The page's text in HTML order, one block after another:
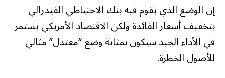
إن الوضع الذي يقوم فيه بنك الاحتياطي الفيدرالي
بتخفيف أسعار الفائدة ولكن الاقتصاد الأمريكي يستمر
في الأداء الجيد سيكون بمثابة وضع “معتدل” مثالي
للأصول الخطرة.